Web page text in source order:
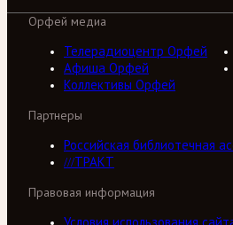
Орфей медиа
Телерадиоцентр Орфей
Афиша Орфей
Коллективы Орфей
Партнеры
Российская библиотечная
///ТРАКТ
Правовая информация